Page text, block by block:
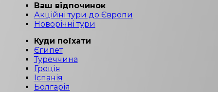
Ваш відпочинок
Акційні тури до Європи
Новорічні тури
Куди поїхати
Єгипет
Туреччина
Греція
Іспанія
Болгарія